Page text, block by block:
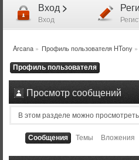
Вход >
Вход
Arcana» Профиль пользователя HTony »
Профиль пользователя
Просмотр сообщений
В этом разделе можно
Сообщения Темы Вложения